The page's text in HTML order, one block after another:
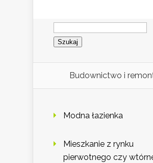
Szukaj:
Budownictwo i
Modna łazienka
Mieszkanie z rynku
pierwotnego czy